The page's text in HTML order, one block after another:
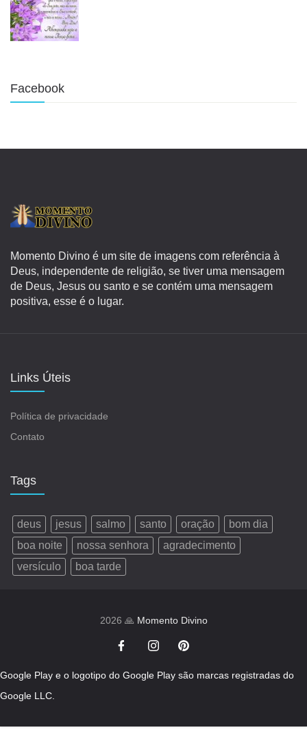
Facebook
Momento Divino é um site de imagens com referência à
Deus, independente de religião, se tiver uma mensagem
de Deus, Jesus ou santo e se contém uma mensagem
positiva, esse é o lugar.
Links Úteis
Política de privacidade
Contato
Tags
deus jesus salmo santo oração
bom dia
boa noite
nossa senhora
agradecimento
versículo
boa tarde
2026 🙏 Momento Divino
Google Play e o logotipo do Google Play são marcas registradas do
Google LLC.